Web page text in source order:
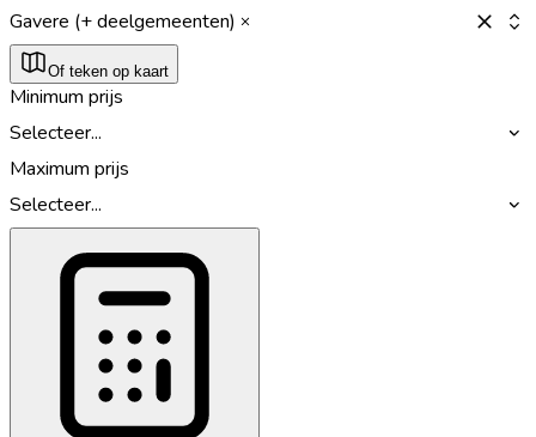
Gavere (+ deelgemeenten)
Of teken op kaart
Minimum prijs
Selecteer...
Maximum prijs
Selecteer...